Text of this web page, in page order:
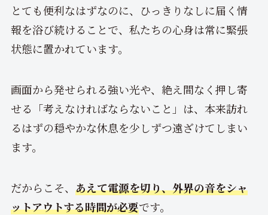
とても便利なはずなのに、ひっきりなしに届く情
報を浴び続けることで、私たちの心身は常に緊張
状態に置かれています。
画面から発せられる強い光や、絶え間なく押し寄
せる「考えなければならないこと」は、本来訪れ
るはずの穏やかな休息を少しずつ遠ざけてしまい
ます。
だからこそ、 あえて電源を切り、外界の音をシャ
ットアウトする時間が必要です。